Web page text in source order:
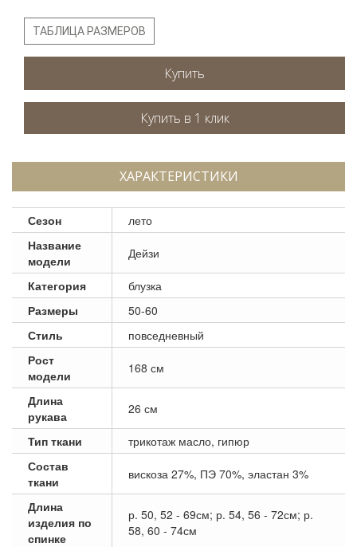
ТАБЛИЦА РАЗМЕРОВ
Купить
ХАРАКТЕРИСТИКИ
Сезон
лето
Название
модели
Дейзи
Категория
блузка
Размеры
50-60
Стиль
повседневный
Рост
модели
168 см
Длина
рукава
26 см
Тип ткани
трикотаж масло, гипюр
Состав
ткани
вискоза 27%, ПЭ 70%, эластан 3%
Длина
изделия по
спинке
р. 50, 52 - 69см; р. 54, 56 - 72см; р.
58, 60 - 74см